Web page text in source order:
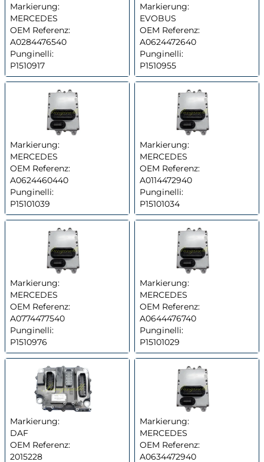
Markierung:
MERCEDES
OEM Referenz:
A0284476540
Punginelli:
P1510917
Markierung:
EVOBUS
OEM Referenz:
A0624472640
Punginelli:
P1510955
Markierung:
MERCEDES
OEM Referenz:
A0624460440
Punginelli:
P15101039
Markierung:
MERCEDES
OEM Referenz:
A0114472940
Punginelli:
P15101034
Markierung:
MERCEDES
OEM Referenz:
A0774477540
Punginelli:
P1510976
Markierung:
MERCEDES
OEM Referenz:
A0644476740
Punginelli:
P15101029
Markierung:
DAF
OEM Referenz:
2015228
Markierung:
MERCEDES
OEM Referenz:
A0634472940